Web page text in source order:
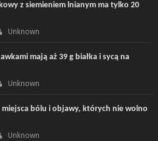
z siemieniem lnianym ma tylko 20
Unknown
mają aż 39 g białka i sycą na
Unknown
bólu i objawy, których nie wolno
Unknown